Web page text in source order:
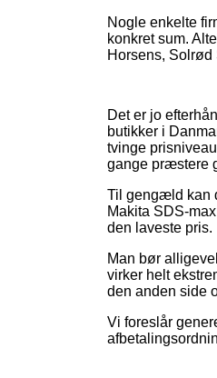
Nogle enkelte
konkret sum.
Horsens,
Det er jo
butikker i
tvinge
gange præstere
Til gengæld kan
Makita SDS-
den laveste pris.
Man bør
virker helt
den anden side
Vi foreslår